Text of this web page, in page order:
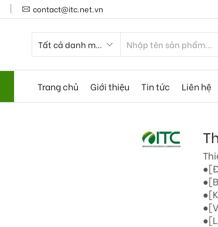
contact@itc.net.vn
Trang chủ Giới thiệu Tin tức Liên hệ